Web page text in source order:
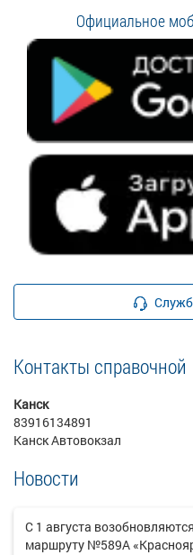
Официальное
Контакты справочной
Канск
83916134891
Канск Автовокзал
Новости
С 1 августа
маршруту №589А